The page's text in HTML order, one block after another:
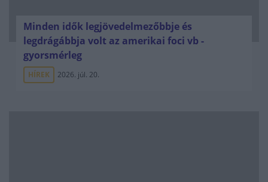
Minden idők legjövedelmezőbbje és
legdrágábbja volt az amerikai foci vb -
gyorsmérleg
HÍREK 2026. júl. 20.